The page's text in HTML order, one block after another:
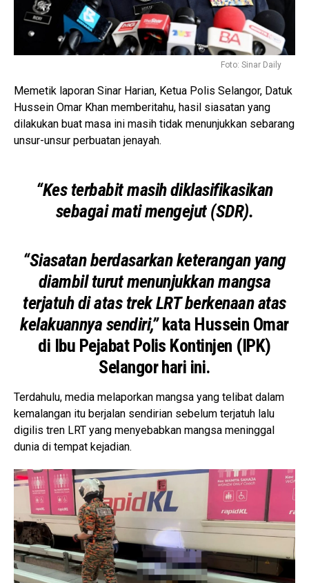
Foto: Sinar Daily
Memetik laporan Sinar Harian, Ketua Polis Selangor, Datuk
Hussein Omar Khan memberitahu, hasil siasatan yang
dilakukan buat masa ini masih tidak menunjukkan sebarang
unsur-unsur perbuatan jenayah.
“Kes terbabit masih diklasifikasikan
sebagai mati mengejut (SDR).
“Siasatan berdasarkan keterangan yang
diambil turut menunjukkan mangsa
terjatuh di atas trek LRT berkenaan atas
kelakuannya sendiri,”kata Hussein Omar
di Ibu Pejabat Polis Kontinjen (IPK)
Selangor hari ini.
Terdahulu, media melaporkan mangsa yang telibat dalam
kemalangan itu berjalan sendirian sebelum terjatuh lalu
digilis tren LRT yang menyebabkan mangsa meninggal
dunia di tempat kejadian.